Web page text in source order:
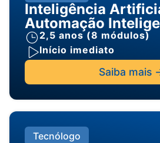
Inteligência
Automação
2,5 anos (8 módulos)
Início imediato
Saiba mais -
Tecnólogo